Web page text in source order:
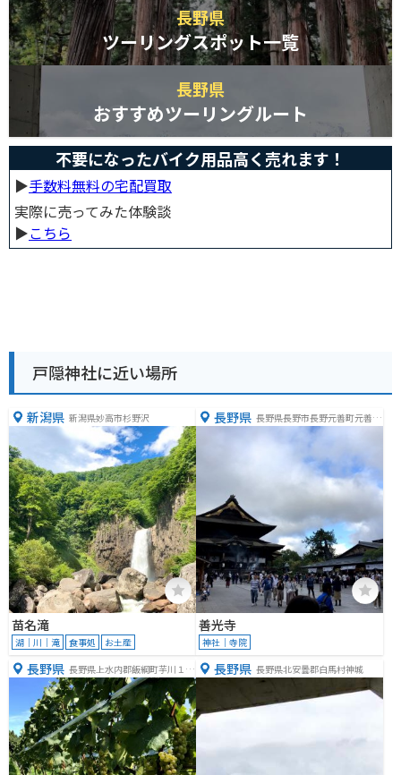
長野県
ツーリングスポット一覧
長野県
おすすめツーリングルート
不要になったバイク用品高く売れます！
▶︎手数料無料の宅配買取
実際に売ってみた体験談
▶︎こちら
戸隠神社に近い場所
新潟県 新潟県妙高市杉野沢
苗名滝
湖｜川｜滝 食事処 お土産
長野県 長野県長野市長野元善町元善町
善光寺
神社｜寺院
長野県 長野県上水内郡飯綱町芋川１２
６０
長野県 長野県北安曇郡白馬村神城